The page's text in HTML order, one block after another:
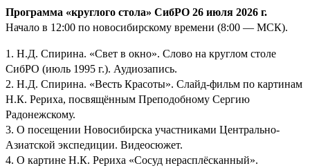
Программа «круглого стола» СибРО 26 июля 2026 г.
Начало в 12:00 по новосибирскому времени (8:00 — МСК).
1. Н.Д. Спирина. «Свет в окно». Слово на круглом столе
СибРО (июль 1995 г.). Аудиозапись.
2. Н.Д. Спирина. «Весть Красоты». Слайд-фильм по картинам
Н.К. Рериха, посвящённым Преподобному Сергию
Радонежскому.
3. О посещении Новосибирска участниками Центрально-
Азиатской экспедиции. Видеосюжет.
4. О картине Н.К. Рериха «Сосуд нерасплёсканный».